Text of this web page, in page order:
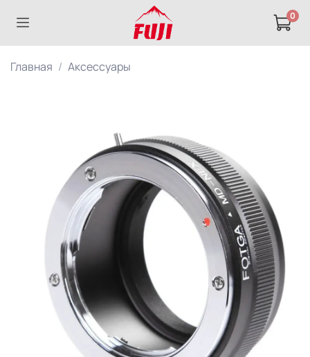
0
Главная Аксессуары